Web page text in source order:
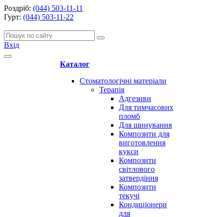
Роздріб: (044) 503-11-11
Гурт: (044) 503-11-22
Вхід
Каталог
Стоматологічні матеріали
Терапія
Адгезиви
Для тимчасових
пломб
Для шинування
Композити для
виготовлення
кукси
Композити
світлового
затвердіння
Композити
текучі
Кондиціонери
для